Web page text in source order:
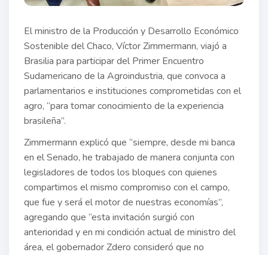
El ministro de la Producción y Desarrollo Económico
Sostenible del Chaco, Víctor Zimmermann, viajó a
Brasilia para participar del Primer Encuentro
Sudamericano de la Agroindustria, que convoca a
parlamentarios e instituciones comprometidas con el
agro, “para tomar conocimiento de la experiencia
brasileña”.
Zimmermann explicó que “siempre, desde mi banca
en el Senado, he trabajado de manera conjunta con
legisladores de todos los bloques con quienes
compartimos el mismo compromiso con el campo,
que fue y será el motor de nuestras economías”,
agregando que “esta invitación surgió con
anterioridad y en mi condición actual de ministro del
área, el gobernador Zdero consideró que no